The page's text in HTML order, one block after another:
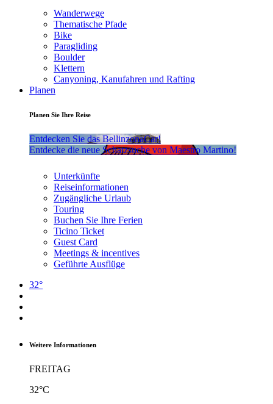
Wanderwege
Thematische Pfade
Bike
Paragliding
Boulder
Klettern
Canyoning, Kanufahren und Rafting
Planen
Planen Sie Ihre Reise
Entdecken Sie das BellinzonaCar!
Entdecke die neue Schatzsuche von Maestro Martino!
Unterkünfte
Reiseinformationen
Zugängliche Urlaub
Touring
Buchen Sie Ihre Ferien
Ticino Ticket
Guest Card
Meetings & incentives
Geführte Ausflüge
32°
Weitere Informationen
FREITAG
32°C